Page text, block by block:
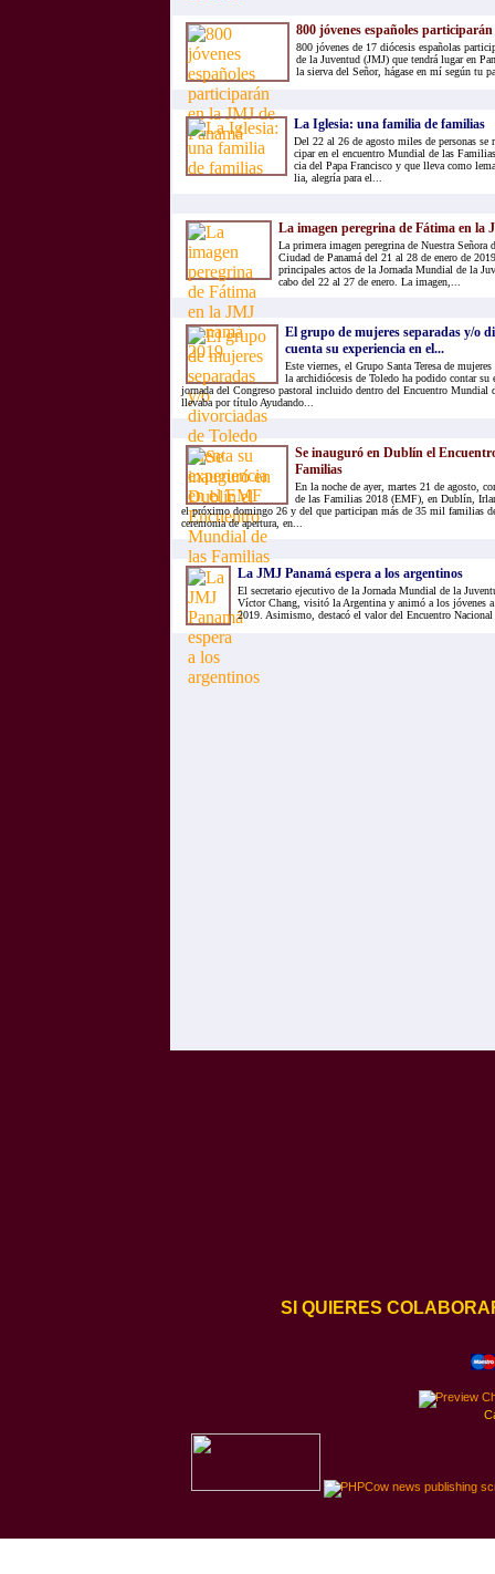
800 jóvenes españoles
800 jóvenes de 17 diócesis españolas
de la Juventud (JMJ) que tendrá lugar en
la sierva del Señor, hágase en mí según tu
La Igle­sia: una fa­mi­lia de fa­mi­lias
Del 22 al 26 de agos­to mi­les de per­so­nas se
ci­par en el en­cuen­tro Mun­dial de las
cia del Papa Fran­cis­co y que lle­va como
lia, ale­gría para el...
La imagen peregrina de Fátima en la
La primera imagen peregrina de Nuestra Señora
Ciudad de Panamá del 21 al 28 de enero de
principales actos de la Jornada Mundial de la
cabo del 22 al 27 de enero. La imagen,...
El grupo de mujeres separadas y/o
cuenta su experiencia en el...
Este viernes, el Grupo Santa Teresa de
la archidiócesis de Toledo ha podido contar su
jornada del Congreso pastoral incluido dentro del Encuentro Mundial
llevaba por título Ayudando...
Se inauguró en Dublín el
Familias
En la noche de ayer, martes 21 de agosto,
de las Familias 2018 (EMF), en Dublín,
el próximo domingo 26 y del que participan más de 35 mil familias
ceremonia de apertura, en...
La JMJ Panamá espera a los argentinos
El secretario ejecutivo de la Jornada Mundial de la
Víctor Chang, visitó la Argentina y animó a los jóvenes a
2019. Asimismo, destacó el valor del Encuentro
SI QUIERES